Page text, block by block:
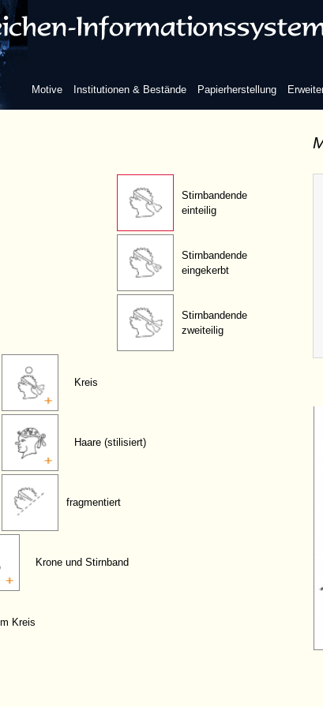
Motive Institutionen & Bestände Papierherstellung
mit Augen
Linie Hinterkopf sichtbar
Stirnbandende
einteilig
Stirnbandende
eingekerbt
Stirnbandende
zweiteilig
Kreis
Haare (stilisiert)
fragmentiert
Krone und Stirnband
Kreis